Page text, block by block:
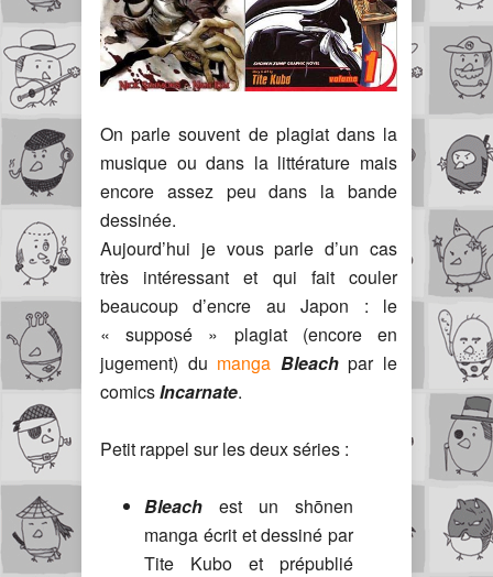
On parle souvent de plagiat dans la
musique ou dans la littérature mais
encore assez peu dans la bande
dessinée.
Aujourd’hui je vous parle d’un cas
très intéressant et qui fait couler
beaucoup d’encre au Japon : le
« supposé » plagiat (encore en
jugement) du manga Bleachpar le
comicsIncarnate.
Petit rappel sur les deux séries :
Bleach est un shōnen
manga écrit et dessiné par
Tite Kubo et prépublié